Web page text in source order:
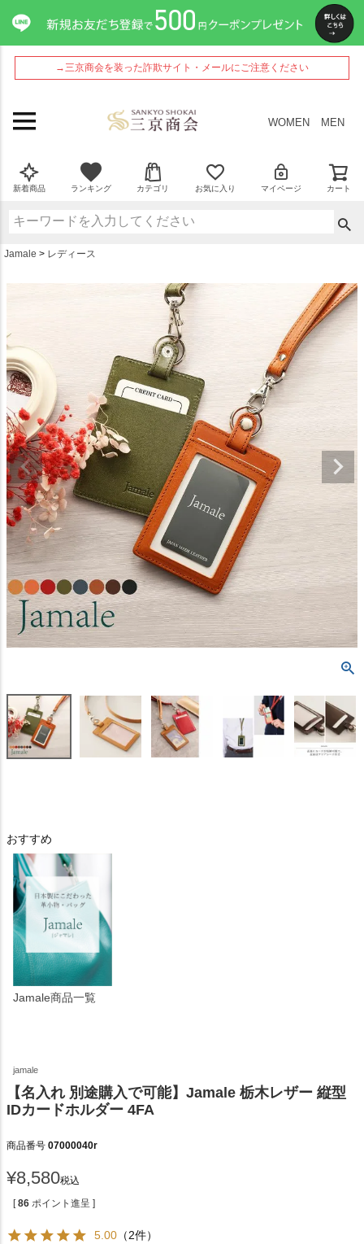
→三京商会を装った詐欺サイト・メールにご注意ください
WOMEN MEN
新着商品 ランキング カテゴリ お気に入り マイページ カート
Jamale レディース
おすすめ
Jamale商品一覧
jamale
【名入れ 別途購入で可能】Jamale 栃木レザー 縦型
IDカードホルダー 4FA
商品番号 07000040r
¥8,580税込
[ 86 ポイント進呈 ]
5.00 （2件）
ペー
ジト
ップ
へ